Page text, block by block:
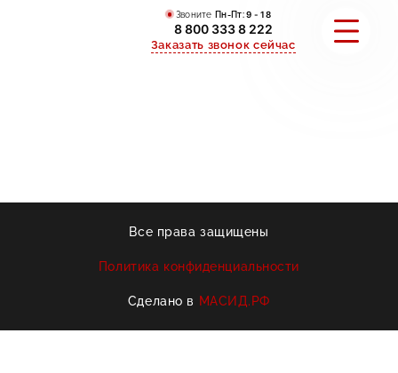
Звоните Пн-Пт:9 - 18
8 800 333 8 222
Заказать звонок сейчас
О КОМПАНИИ
ИНФОРМАЦИЯВсе права защищены
Политика конфиденциальности
Сделано в МАСИД.РФ